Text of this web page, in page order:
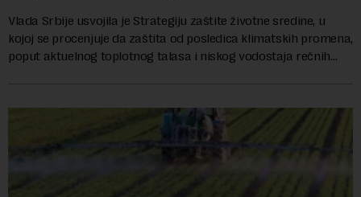
Vlada Srbije usvojila je Strategiju zaštite životne sredine, u
kojoj se procenjuje da zaštita od posledica klimatskih promena,
poput aktuelnog toplotnog talasa i niskog vodostaja rečnih